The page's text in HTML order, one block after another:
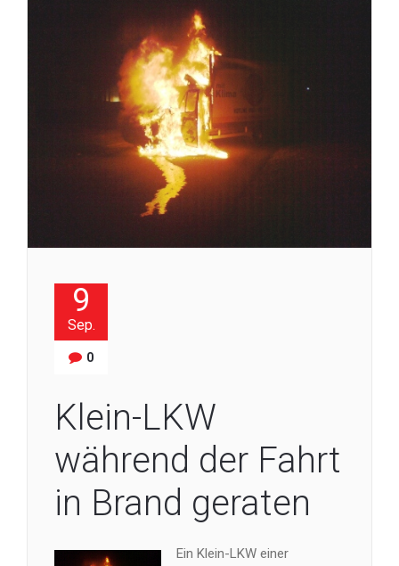
9
Sep.
0
Klein-LKW
während der Fahrt
in Brand geraten
Ein Klein-LKW einer